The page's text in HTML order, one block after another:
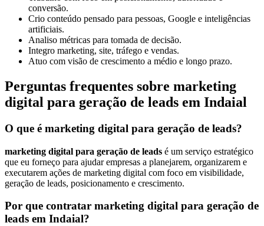
conversão.
Crio conteúdo pensado para pessoas, Google e inteligências
artificiais.
Analiso métricas para tomada de decisão.
Integro marketing, site, tráfego e vendas.
Atuo com visão de crescimento a médio e longo prazo.
Perguntas frequentes sobre marketing
digital para geração de leads em Indaial
O que é marketing digital para geração de leads?
marketing digital para geração de leads é um serviço estratégico
que eu forneço para ajudar empresas a planejarem, organizarem e
executarem ações de marketing digital com foco em visibilidade,
geração de leads, posicionamento e crescimento.
Por que contratar marketing digital para geração de
leads em Indaial?